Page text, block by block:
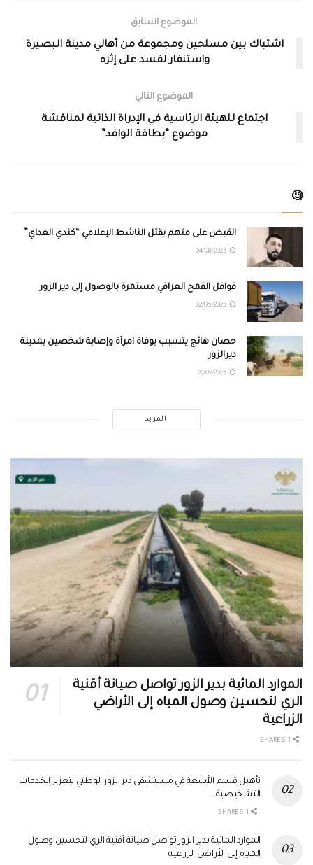
الموضوع السابق
اشتباك بين مسلحين ومجموعة من أهالي مدينة البصيرة
واستنفار لقسد على إثره
الموضوع التالي
اجتماع للهيئة الرئاسية في الإدراة الذاتية لمناقشة
موضوع “بطاقة الوافد”
🧐
القبض على متهم بقتل الناشط الإعلامي “كندي العداي”
قوافل القمح العراقي مستمرة بالوصول إلى دير الزور
حصان هائج يتسبب بوفاة امرأة وإصابة شخصين بمدينة
ديرالزور
المزيد
الموارد المائية بدير الزور تواصل صيانة أقنية
الري لتحسين وصول المياه إلى الأراضي
الزراعية
تأهيل قسم الأشعة في مستشفى دير الزور الوطني لتعزيز الخدمات
التشخيصية
الموارد المائية بدير الزور تواصل صيانة أقنية الري لتحسين وصول
المياه إلى الأراضي الزراعية